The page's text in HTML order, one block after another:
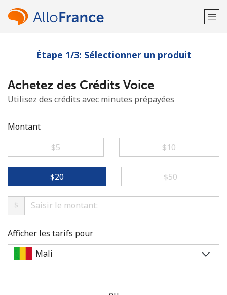
Bienvenue!
Vous avez déjà un compte?Connectez-vous →
Étape 1/3: Sélectionner un produit
Achetez des Crédits Voice
Utilisez des crédits avec minutes prépayées
Montant
⁦$5⁩
⁦$10⁩
⁦$20⁩ ⁦$50⁩
$
Afficher les tarifs pour